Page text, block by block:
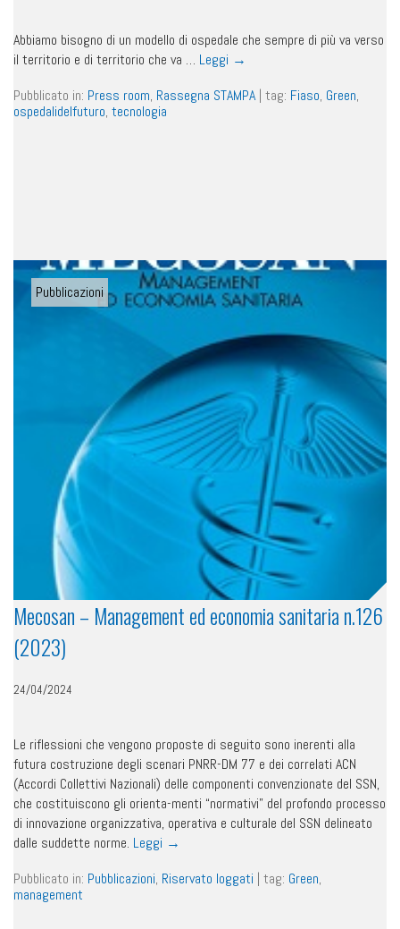
Abbiamo bisogno di un modello di ospedale che sempre di più va verso
il territorio e di territorio che va … Leggi →
Pubblicato in: Press room, Rassegna STAMPA | tag: Fiaso, Green,
ospedalidelfuturo, tecnologia
Pubblicazioni
Mecosan – Management ed economia sanitaria n.126
(2023)
24/04/2024
Le riflessioni che vengono proposte di seguito sono inerenti alla
futura costruzione degli scenari PNRR-DM 77 e dei correlati ACN
(Accordi Collettivi Nazionali) delle componenti convenzionate del SSN,
che costituiscono gli orienta-menti “normativi” del profondo processo
di innovazione organizzativa, operativa e culturale del SSN delineato
dalle suddette norme. Leggi →
Pubblicato in: Pubblicazioni, Riservato loggati | tag: Green,
management